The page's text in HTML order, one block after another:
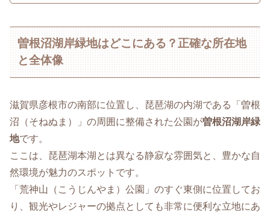
曽根沼湖岸緑地はどこにある？正確な所在地
と全体像
滋賀県彦根市の南部に位置し、琵琶湖の内湖である「曽根
沼（そねぬま）」の周囲に整備された公園が曽根沼湖岸緑
地です。
ここは、琵琶湖本湖とは異なる静寂な雰囲気と、豊かな自
然環境が魅力のスポットです。
「荒神山（こうじんやま）公園」のすぐ東側に位置してお
り、観光やレジャーの拠点としても非常に便利な立地にあ